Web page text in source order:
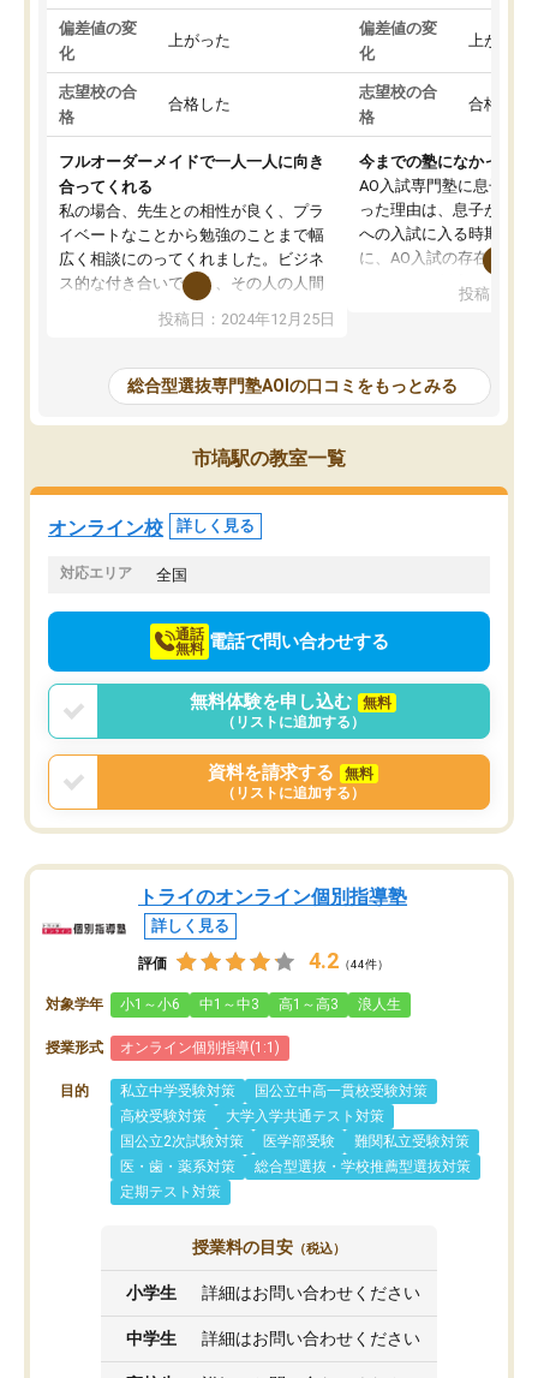
偏差値の変
化
上がった
志望校の合
格
合格した
フルオーダーメイドで一人一人に向き
合ってくれる
私の場合、先生との相性が良く、プラ
イベートなことから勉強のことまで幅
広く相談にのってくれました。ビジネ
ス的な付き合いでなく、その人の人間
性までを適切に把握し、むきあってい
るなぁと強く感じることできました。
と相談すると、他の先生も紹介してく
ださり、客観的なアドバイスもいただ
くことができました（志望理由・自己
PR等の添削において）。そして、なに
より自習室が解放されている点がよか
ったです。友達と好きな時間に自習
し、お互いを高めあえる環境がありま
投稿日：2024年12月25日
偏差値の変
化
上がった
志望校の合
格
合格した
今までの塾になかった
AO入試専門塾に息子を
った理由は、息子が高校
への入試に入る時期に差
に、AO入試の存在を息
たことから、AOIに入塾
で、AO入試を改めて知
それに対しての具体的な
ことでした。更に子供の
けてらっしゃいますので
投稿日：
総合型選抜専門塾AOIの口コミをもっとみる
市塙駅の教室一覧
オンライン校 詳しく見る
対応エリア 全国
通話
無料 電話で問い合わせする
無料体験を申し込む
無料
（リストに追加する）
資料を請求する
無料
（リストに追加する）
トライのオンライン個別指導塾
詳しく見る
評価 4.2 （44件）
対象学年 小1～小6 中1～中3 高1～高3 浪人生
授業形式 オンライン個別指導(1:1)
目的 私立中学受験対策
国公立中高一貫校受験対策
高校受験対策
大学入学共通テスト対策
国公立2次試験対策
医学部受験
難関私立受験対策
医・歯・薬系対策
総合型選抜・学校推薦型選抜対策
定期テスト対策
授業料の目安 （税込）
小学生 詳細はお問い合わせください
中学生 詳細はお問い合わせください